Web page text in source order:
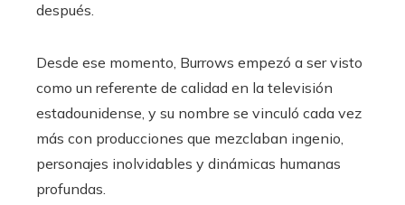
después.
Desde ese momento, Burrows empezó a ser visto
como un referente de calidad en la televisión
estadounidense, y su nombre se vinculó cada vez
más con producciones que mezclaban ingenio,
personajes inolvidables y dinámicas humanas
profundas.